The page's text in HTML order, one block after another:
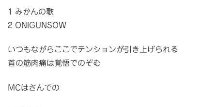
1 みかんの歌
2 ONIGUNSOW
いつもながらここでテンションが引き上げられる
首の筋肉痛は覚悟でのぞむ
MCはさんでの